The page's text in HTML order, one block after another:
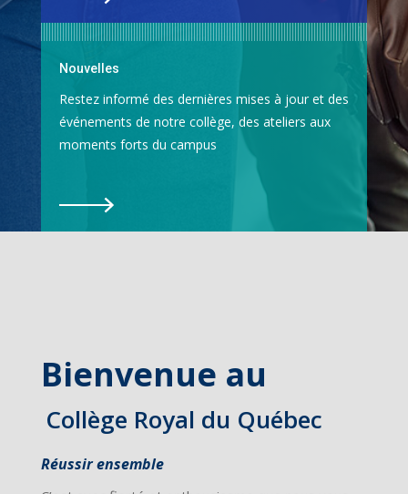
Nouvelles
Restez informé des dernières mises à jour et des
événements de notre collège, des ateliers aux
moments forts du campus
Bienvenue au
Collège Royal du Québec
Réussir ensemble